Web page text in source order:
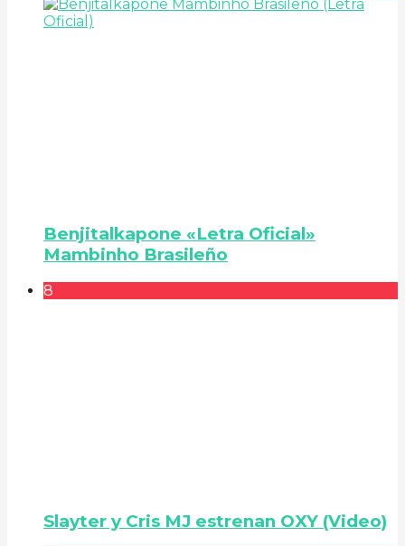
Benjitalkapone «Letra Oficial»
Mambinho Brasileño
8
Slayter y Cris MJ estrenan OXY (Video)